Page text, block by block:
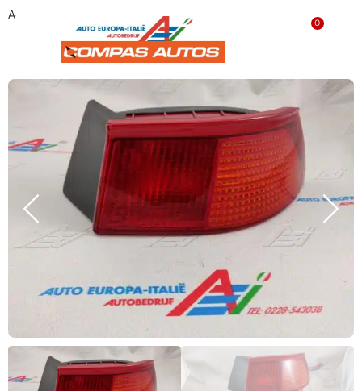
0
Achterlicht rechts buiten Alfa 145 60579851 Nieuw